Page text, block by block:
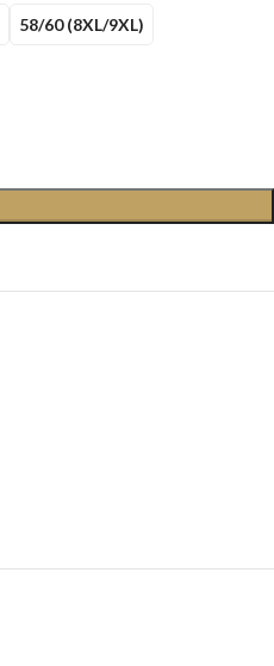
58/60 (8XL/9XL)